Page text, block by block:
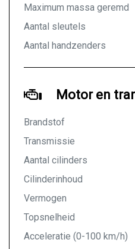
van uw huidige auto (ook
probleem.
KOOP ZEKER EN
We hebben ons uiterste
informatie in deze
geven. Er kunnen echter
ontleend aan de
advertentie. Vertrouw niet
maar controleert u altijd
beïnvloeden. Neem
uw aanvullende vragen.
Maximum massa geremd
Aantal sleutels
Aantal handzenders
Motor en
Brandstof
Transmissie
Aantal cilinders
Cilinderinhoud
Vermogen
Topsnelheid
Acceleratie (0-100 km/h)